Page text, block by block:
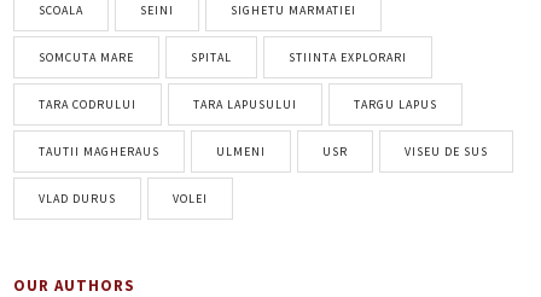
SCOALA SEINI SIGHETU MARMATIEI
SOMCUTA MARE SPITAL STIINTA EXPLORARI
TARA CODRULUI TARA LAPUSULUI TARGU LAPUS
TAUTII MAGHERAUS ULMENI USR VISEU DE SUS
VLAD DURUS VOLEI
OUR AUTHORS